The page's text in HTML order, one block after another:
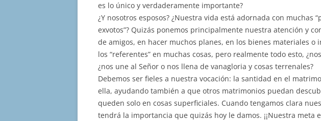
es lo único y verdaderamente importante?
¿Y nosotros esposos? ¿Nuestra vida está adornada con muchas
exvotos”? Quizás ponemos principalmente nuestra atención y
de amigos, en hacer muchos planes, en los bienes materiales o
los “referentes” en muchas cosas, pero realmente todo esto,
¿nos une al Señor o nos llena de vanagloria y cosas terrenales?
Debemos ser fieles a nuestra vocación: la santidad en el
ella, ayudando también a que otros matrimonios puedan
queden solo en cosas superficiales. Cuando tengamos clara
tendrá la importancia que quizás hoy le damos. ¡¡Nuestra meta